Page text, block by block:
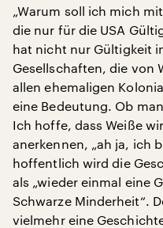
„Warum soll ich mich
die nur für die USA
hat nicht nur Gültigkeit
Gesellschaften, die von
allen ehemaligen
eine Bedeutung. Ob
Ich hoffe, dass Weiße
anerkennen, „ah ja, ich
hoffentlich wird die
als „wieder einmal eine
Schwarze Minderheit“.
vielmehr eine